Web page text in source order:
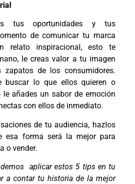
tus oportunidades y tus
de comunicar tu marca
relato inspiracional, esto te
le creas valor a tu imagen
zapatos de los consumidores.
buscar lo que ellos quieren o
añades un sabor de emoción
con ellos de inmediato.
de tu audiencia, hazlos
esa forma será la mejor para
o vender.
aplicar estos 5 tips en tu
a contar tu historia de la mejor